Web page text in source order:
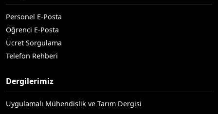
Personel E-Posta
Öğrenci E-Posta
Ücret Sorgulama
Telefon Rehberi
Dergilerimiz
Uygulamalı Mühendislik ve Tarım Dergisi